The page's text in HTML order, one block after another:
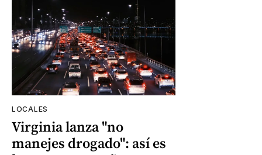
LOCALES
Virginia lanza "no
manejes drogado": así es